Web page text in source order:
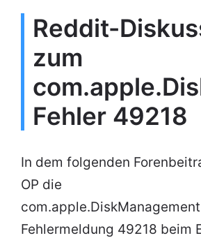
Reddit-
zum
Fehler 49218
In dem folgenden
OP die
Fehlermeldung 49218 beim